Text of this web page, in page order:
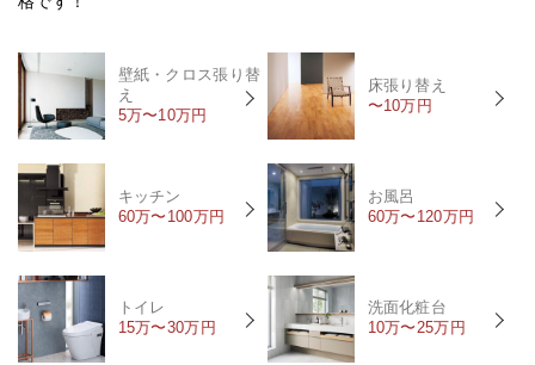
壁紙・クロス張り替
え
5万〜10万円
床張り替え
〜10万円
キッチン
60万〜100万円
お風呂
60万〜120万円
トイレ
15万〜30万円
洗面化粧台
10万〜25万円